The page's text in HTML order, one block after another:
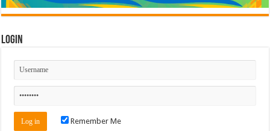
Login
Remember Me